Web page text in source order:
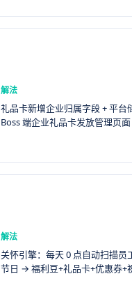
解法
礼品卡新增企业归属字段 + 平台
Boss 端企业礼品卡发放管理页面
解法
关怀引擎：每天 0 点自动扫描
节日 → 福利豆+礼品卡+优惠券+